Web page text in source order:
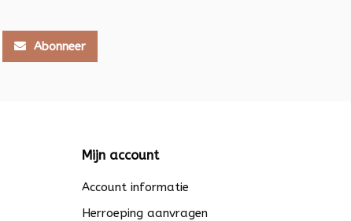
Abonneer
Mijn account
Account informatie
Herroeping aanvragen